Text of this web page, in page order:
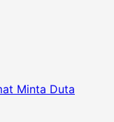
Minta Duta